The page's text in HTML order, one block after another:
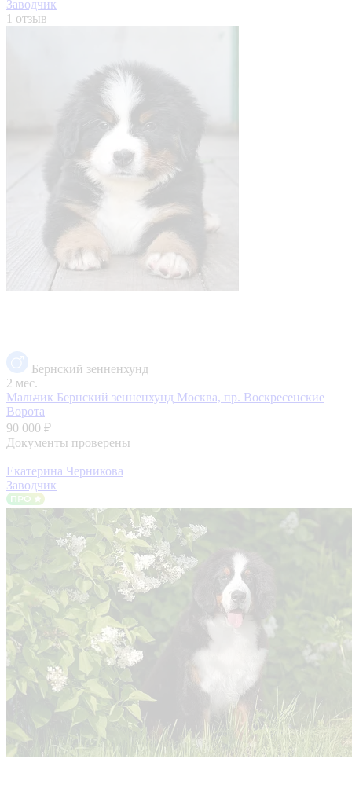
Заводчик
1 отзыв
Бернский зенненхунд
2 мес.
Мальчик Бернский зенненхунд Москва, пр. Воскресенские
Ворота
90 000 ₽
Документы проверены
Екатерина Черникова
Заводчик